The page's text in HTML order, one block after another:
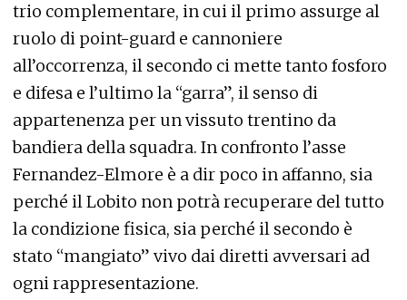
trio complementare, in cui il primo assurge al
ruolo di point-guard e cannoniere
all’occorrenza, il secondo ci mette tanto fosforo
e difesa e l’ultimo la “garra”, il senso di
appartenenza per un vissuto trentino da
bandiera della squadra. In confronto l’asse
Fernandez-Elmore è a dir poco in affanno, sia
perché il Lobito non potrà recuperare del tutto
la condizione fisica, sia perché il secondo è
stato “mangiato” vivo dai diretti avversari ad
ogni rappresentazione.